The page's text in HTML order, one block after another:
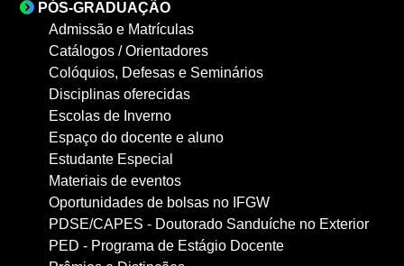
PÓS-GRADUAÇÃO
Admissão e Matrículas
Catálogos / Orientadores
Colóquios, Defesas e Seminários
Disciplinas oferecidas
Escolas de Inverno
Espaço do docente e aluno
Estudante Especial
Materiais de eventos
Oportunidades de bolsas no IFGW
PDSE/CAPES - Doutorado Sanduíche no Exterior
PED - Programa de Estágio Docente